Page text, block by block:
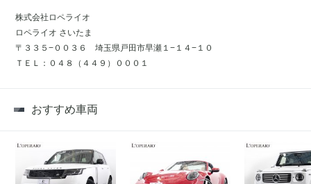
株式会社ロペライオ
ロペライオ さいたま
〒３３５−００３６ 埼玉県戸田市早瀬１−１４−１０
ＴＥＬ：０４８（４４９）０００１
おすすめ車両